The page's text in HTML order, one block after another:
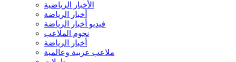
الأخبار الرياضية
أخبار الرياضة
فيديو أخبار الرياضة
نجوم الملاعب
أخبار الرياضة
ملاعب عربية وعالمية